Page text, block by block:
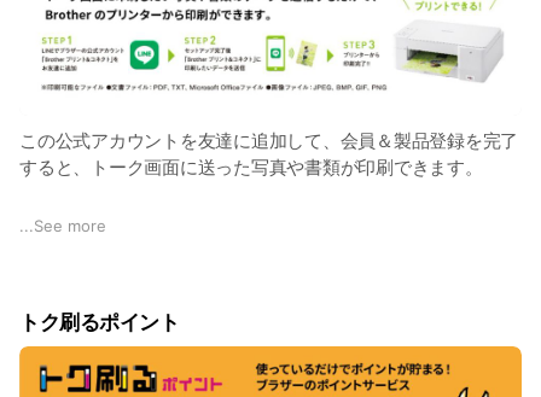
この公式アカウントを友達に追加して、会員＆製品登録を完了
すると、トーク画面に送った写真や書類が印刷できます。
▼ 印刷可能なファイル
▼ 対象機種
DCP-J1200N, DCP-J1800N, DCP-J4140N, DCP-J526N,
DCP-J914N, DCP-J926N, HL-J7010CDW, MFC-J4440N,
...See more
トク刷るポイント